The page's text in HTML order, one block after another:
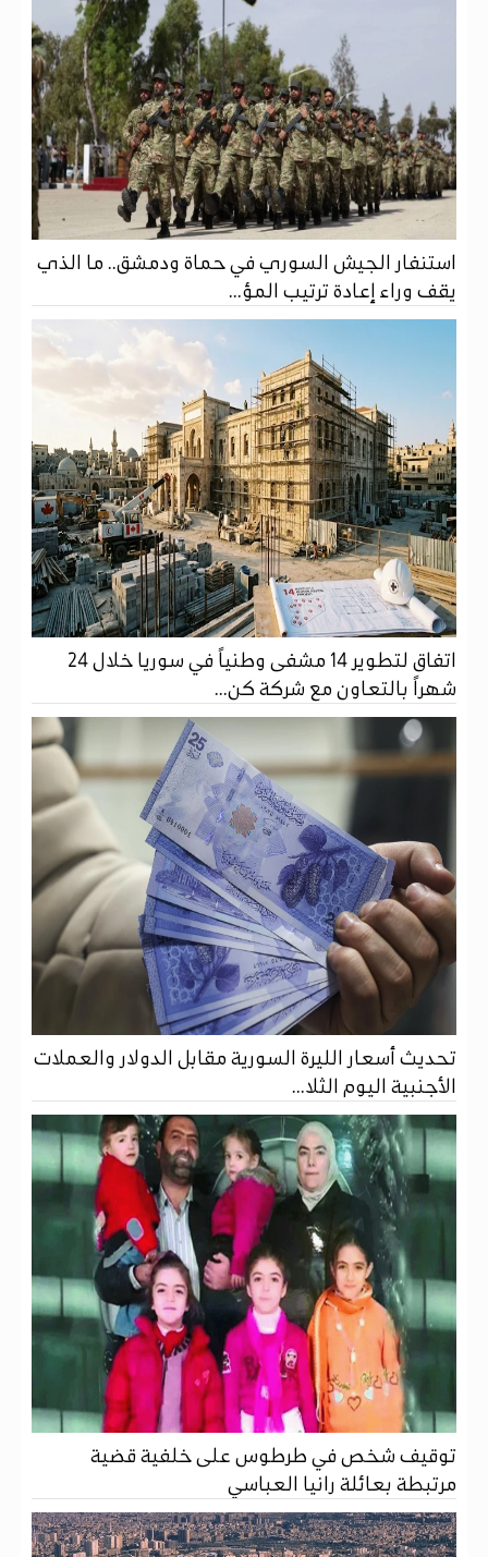
استنفار الجيش السوري في حماة ودمشق.. ما الذي
يقف وراء إعادة ترتيب المؤ...
اتفاق لتطوير 14 مشفى وطنياً في سوريا خلال 24
شهراً بالتعاون مع شركة كن...
تحديث أسعار الليرة السورية مقابل الدولار والعملات
الأجنبية اليوم الثلا...
توقيف شخص في طرطوس على خلفية قضية
مرتبطة بعائلة رانيا العباسي